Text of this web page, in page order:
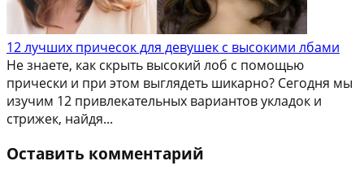
12 лучших причесок для девушек с высокими лбами
Не знаете, как скрыть высокий лоб с помощью
прически и при этом выглядеть шикарно? Сегодня мы
изучим 12 привлекательных вариантов укладок и
стрижек, найдя...
Оставить комментарий